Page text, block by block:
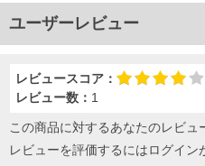
ユーザーレビュー
レビュースコア：
レビュー数： 1
この商品に対するあなたのレビュ
レビューを評価するにはログイン